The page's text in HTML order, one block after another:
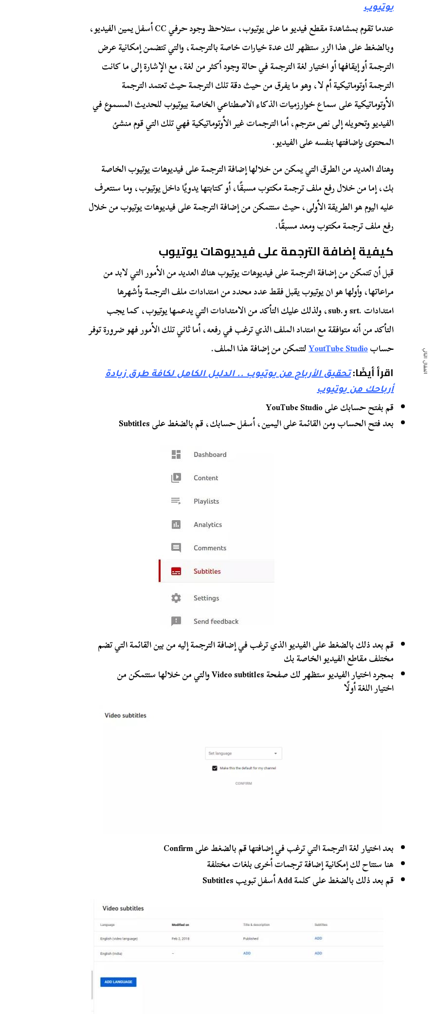
يوتيوب
عندما تقوم بمشاهدة مقطع فيديو ما على يوتيوب، ستلاحظ وجود حرفي CC أسفل يمين الفيديو،
وبالضغط على هذا الزر ستظهر لك عدة خيارات خاصة بالترجمة، والتي تتضمن إمكانية عرض
الترجمة أو إيقافها أو اختيار لغة الترجمة في حالة وجود أكثر من لغة، مع الإشارة إلى ما كانت
الترجمة أوتوماتيكية أم لا، وهو ما يفرق من حيث دقة تلك الترجمة حيث تعتمد الترجمة
الأوتوماتيكية على سماع خوارزميات الذكاء الاصطناعي الخاصة بيوتيوب للحديث المسموع في
الفيديو وتحويله إلى نص مترجم، أما الترجمات غير الأوتوماتيكية فهي تلك التي قوم منشئ
المحتوى بإضافتها بنفسه على الفيديو.
وهناك العديد من الطرق التي يمكن من خلالها إضافة الترجمة على فيديوهات يوتيوب الخاصة
بك، إما من خلال رفع ملف ترجمة مكتوب مسبقًا، أو كتابتها يدويًا داخل يوتيوب، وما سنتعرف
عليه اليوم هو الطريقة الأولى، حيث ستتمكن من إضافة الترجمة على فيديوهات يوتيوب من خلال
رفع ملف ترجمة مكتوب ومعد مسبقًا.
كيفية إضافة الترجمة على فيديوهات يوتيوب
قبل أن تتمكن من إضافة الترجمة على فيديوهات يوتيوب هناك العديد من الأمور التي لابد من
مراعاتها، وأولها هو ان يوتيوب يقبل فقط عدد محدد من امتدادات ملف الترجمة وأشهرها
امتدادات .srt و.sub، ولذلك عليك التأكد من الامتدادات التي يدعمها يوتيوب، كما يجب
التأكد من أنه متوافقة مع امتداد الملف الذي ترغب في رفعه، أما ثاني تلك الأمور فهو ضرورة توفر
حسابYoutTube Studioلتتمكن من إضافة هذا الملف.
اقرأ أيضًا:تحقيق الأرباح من يوتيوب .. الدليل الكامل لكافة طرق زيادة
أرباحك من يوتيوب
قم بفتح حسابك على YouTube Studio
بعد فتح الحساب ومن القائمة على اليمين، أسفل حسابك، قم بالضغط على Subtitles
قم بعد ذلك بالضغط على الفيديو الذي ترغب في إضافة الترجمة إليه من بين القائمة التي تضم
مختلف مقاطع الفيديو الخاصة بك
بمجرد اختيار الفيديو ستظهر لك صفحة Video subtitles والتي من خلالها ستتمكن من
اختيار اللغة أولًا
بعد اختيار لغة الترجمة التي ترغب في إضافتها قم بالضغط على Confirm
هنا ستتاح لك إمكانية إضافة ترجمات أخرى بلغات مختلفة
قم بعد ذلك بالضغط على كلمة Add أسفل تبويب Subtitles
المقال التالي